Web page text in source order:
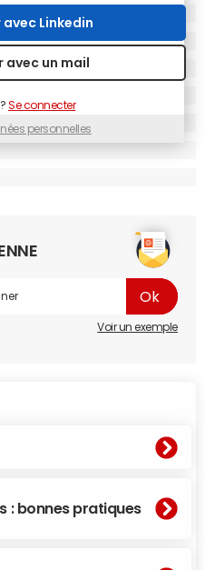
Linkedin
avec un mail
?Se connecter
personnelles
Voir un exemple
: bonnes pratiques